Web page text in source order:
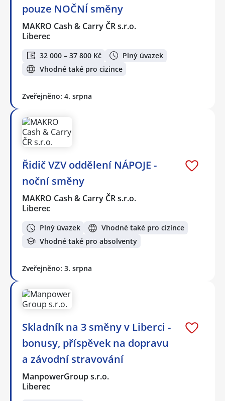
pouze NOČNÍ směny
MAKRO Cash & Carry ČR s.r.o.
Liberec
32 000 – 37 800 Kč
Plný úvazek
Vhodné také pro cizince
Zveřejněno: 4. srpna
Řidič VZV oddělení NÁPOJE -
noční směny
MAKRO Cash & Carry ČR s.r.o.
Liberec
Plný úvazek
Vhodné také pro cizince
Vhodné také pro absolventy
Zveřejněno: 3. srpna
Skladník na 3 směny v Liberci -
bonusy, příspěvek na dopravu
a závodní stravování
ManpowerGroup s.r.o.
Liberec